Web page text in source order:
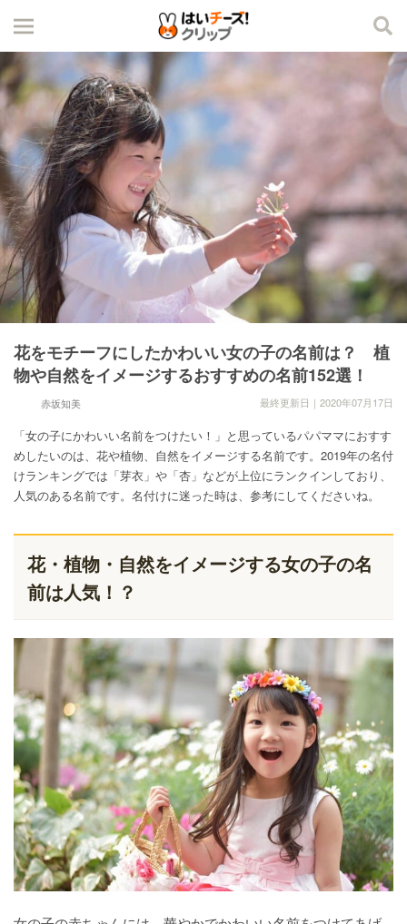
花をモチーフにしたかわいい女の子の名前は？ 植
物や自然をイメージするおすすめの名前152選！
赤坂知美 最終更新日｜2020年07月17日
「女の子にかわいい名前をつけたい！」と思っているパパママにおすす
めしたいのは、花や植物、自然をイメージする名前です。2019年の名付
けランキングでは「芽衣」や「杏」などが上位にランクインしており、
人気のある名前です。名付けに迷った時は、参考にしてくださいね。
花・植物・自然をイメージする女の子の名
前は人気！？